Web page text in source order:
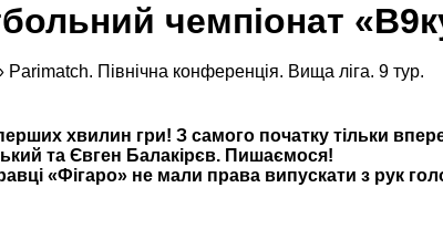
чемпіонат
Північна конференція. Вища ліга. 9 тур.
хвилин гри! З самого початку тільки
та Євген Балакірєв. Пишаємося!
«Фігаро» не мали права випускати з рук